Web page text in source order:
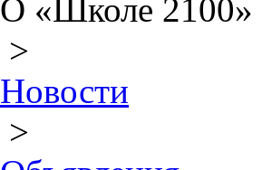
О «Школе 2100»
>
Новости
>